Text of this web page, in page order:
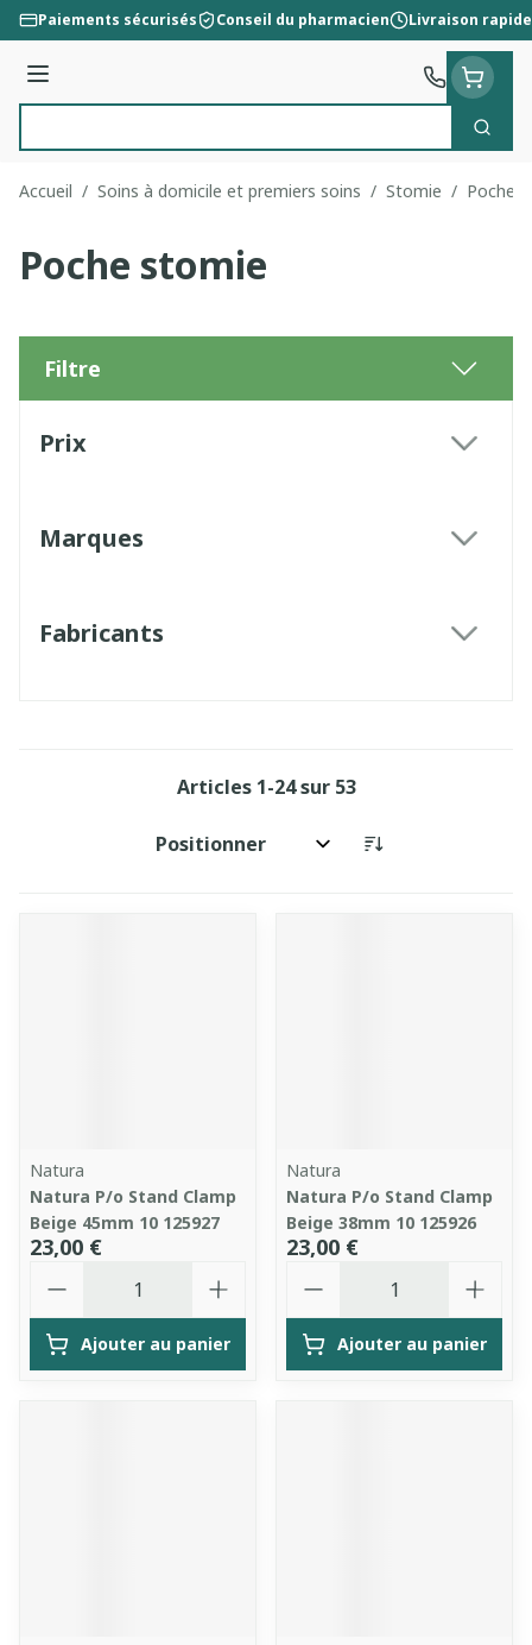
Aller au contenu
Paiements sécurisés Conseil du pharmacien Livraison rapide
Menu
Accueil / Soins à domicile et premiers soins / Stomie / Poche
Poche stomie
Filtre
Prix
Marques
Fabricants
Articles 1-24sur 53
Trier par:
Natura
Natura P/o Stand Clamp
Beige 45mm 10 125927
23,00 €
Ajouter au panier
Natura
Natura P/o Stand Clamp
Beige 38mm 10 125926
23,00 €
Ajouter au panier